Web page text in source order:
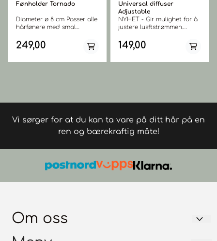
Fønholder Tornado
Diameter ø 8 cm Passer alle
hårfønere med smal
249,00
Universal diffuser
Adjustable
NYHET - Gir mulighet for å
justere lusftstrømmen.
våre hårfønere unntatt
Cera Ultralight, Parlux 385,
149,00
Vi sørger for at du kan ta vare på ditt hår på en
ren og bærekraftig måte!
Om oss
FRISØRGROSSISTEN AS